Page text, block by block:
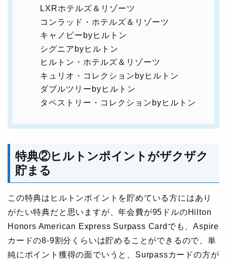
LXRホテルズ＆リゾーツ
コンラッド・ホテルズ＆リゾーツ
キャノピーbyヒルトン
シグニアbyヒルトン
ヒルトン・ホテルズ＆リゾーツ
キュリオ・コレクションbyヒルトン
ダブルツリーbyヒルトン
タペストリー・コレクションbyヒルトン
特典②ヒルトンポイントがザクザク
貯まる
この特典はヒルトンポイントを貯めている方にはあり
がたい特典だと思いますが、年会費が95ドルのHilton
Honors American Express Surpass Cardでも、Aspire
カードの8-9割分くらいは貯めることができるので、単
純にポイント獲得の面でいうと、Surpassカードの方が